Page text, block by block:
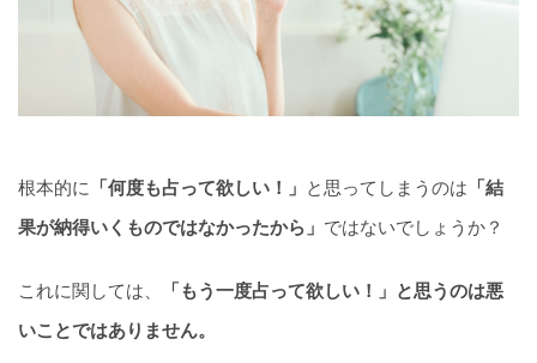
根本的に 「何度も占って欲しい！」 と思ってしまうのは 「結
果が納得いくものではなかったから」 ではないでしょうか？
これに関しては、
「もう一度占って欲しい！」と思うのは悪
いことではありません。